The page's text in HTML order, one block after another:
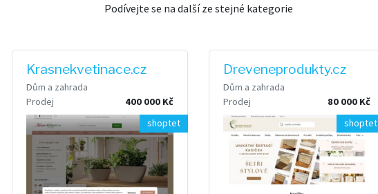
Podívejte se na další ze stejné kategorie
Krasnekvetinace.cz
Dům a zahrada
Prodej
400 000 Kč
shoptet
Dreveneprodukty.cz
Dům a zahrada
Prodej
80 000 Kč
shoptet